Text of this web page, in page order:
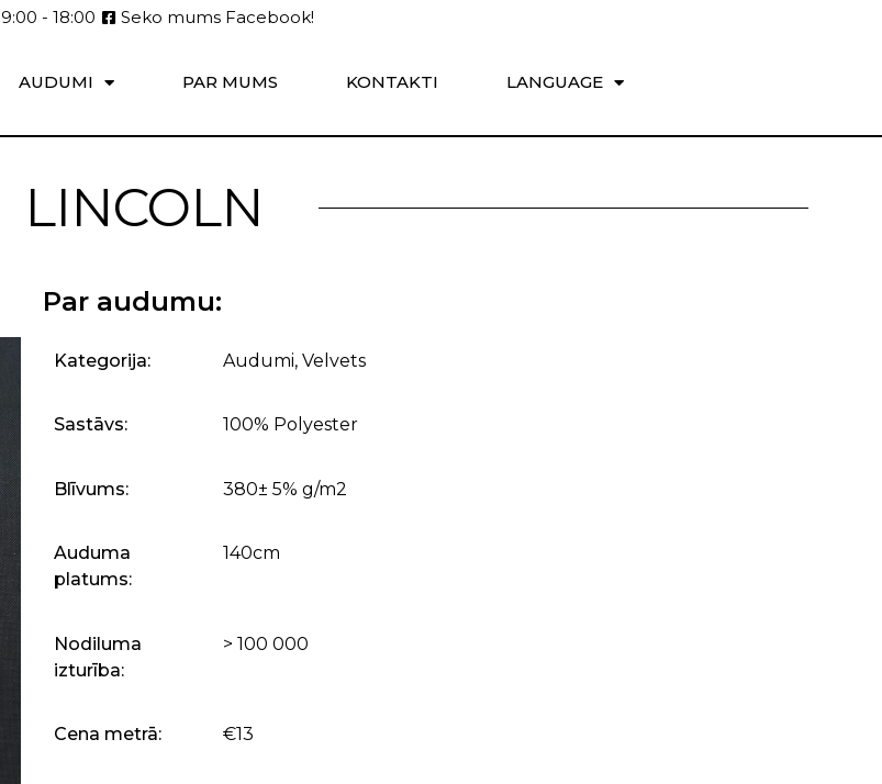
9:00 - 18:00 Seko mums Facebook!
AUDUMI PAR MUMS KONTAKTI LANGUAGE
LINCOLN
Par audumu:
Kategorija: Audumi, Velvets
Sastāvs: 100% Polyester
Blīvums: 380± 5% g/m2
Auduma
platums:
140cm
Nodiluma
izturība:
> 100 000
Cena metrā: €13